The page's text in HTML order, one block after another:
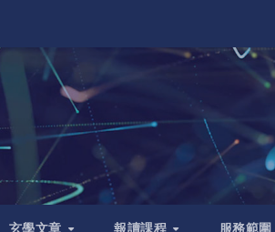
玄學文章 報讀課程 服務範圍